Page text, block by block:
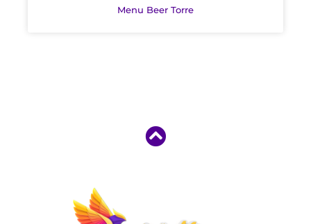
Menu Beer Torre